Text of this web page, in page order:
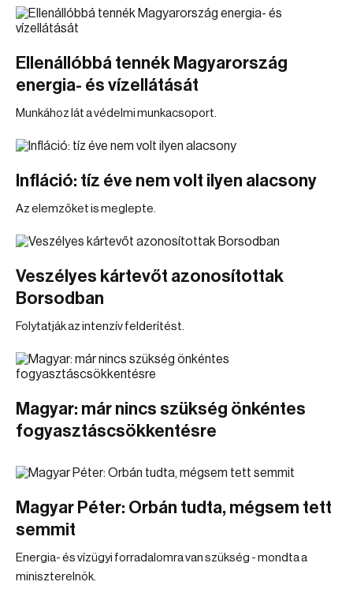
Ellenállóbbá tennék Magyarország
energia- és vízellátását
Munkához lát a védelmi munkacsoport.
Infláció: tíz éve nem volt ilyen alacsony
Az elemzőket is meglepte.
Veszélyes kártevőt azonosítottak
Borsodban
Folytatják az intenzív felderítést.
Magyar: már nincs szükség önkéntes
fogyasztáscsökkentésre
Magyar Péter: Orbán tudta, mégsem tett
semmit
Energia- és vízügyi forradalomra van szükség - mondta a
miniszterelnök.